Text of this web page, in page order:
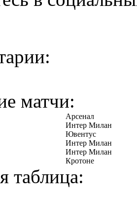
матчи:
Арсенал
Интер Милан
Ювентус
Интер Милан
Интер Милан
Кротоне
таблица: